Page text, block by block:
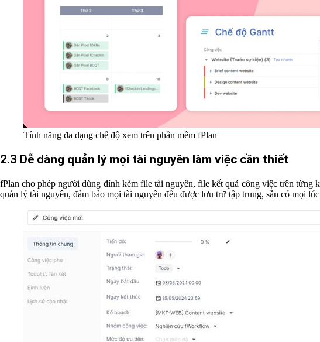
Tính năng đa dạng chế độ xem trên phần mềm fPlan
2.3 Dễ dàng quản lý mọi tài nguyên làm việc cần thiết
fPlan cho phép người dùng đính kèm file tài nguyên, file kết quả công việc trên từng
quản lý tài nguyên, đảm bảo mọi tài nguyên đều được lưu trữ tập trung, sẵn có mọi